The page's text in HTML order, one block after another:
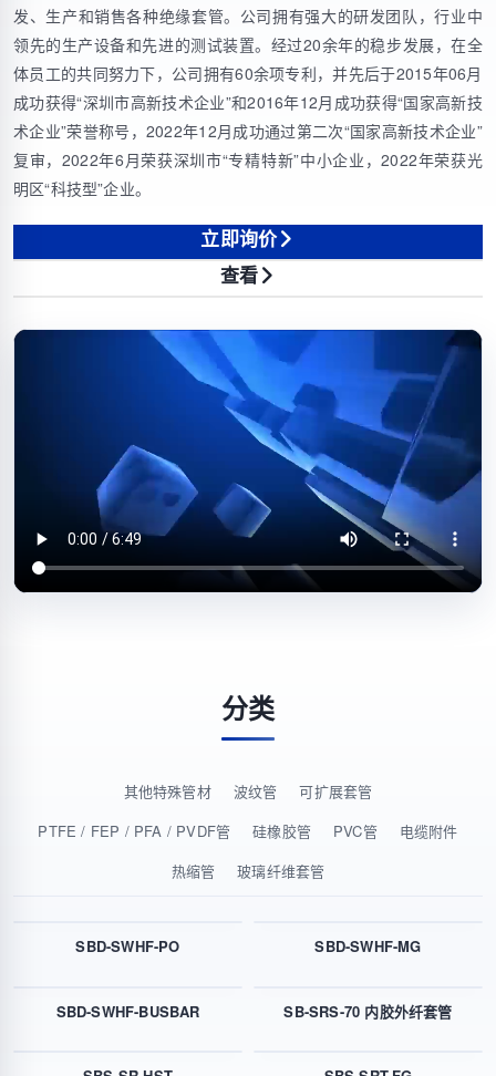
发、生产和销售各种绝缘套管。公司拥有强大的研发团队，行业中
领先的生产设备和先进的测试装置。经过20余年的稳步发展，在全
体员工的共同努力下，公司拥有60余项专利，并先后于2015年06月
成功获得“深圳市高新技术企业”和2016年12月成功获得“国家高新技
术企业”荣誉称号，2022年12月成功通过第二次“国家高新技术企业”
复审，2022年6月荣获深圳市“专精特新”中小企业，2022年荣获光
明区“科技型”企业。
立即询价
查看
分类
其他特殊管材 波纹管
可扩展套管
PTFE / FEP / PFA / PVDF管
硅橡胶管 PVC管
电缆附件
热缩管
玻璃纤维套管
SBD-SWHF-PO SBD-SWHF-MG
SBD-SWHF-BUSBAR SB-SRS-70 内胶外纤套管